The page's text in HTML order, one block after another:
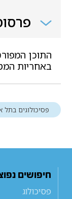
התוכן
באחריות
פסיכולוגים בתל
חיפושים
פסיכולוג